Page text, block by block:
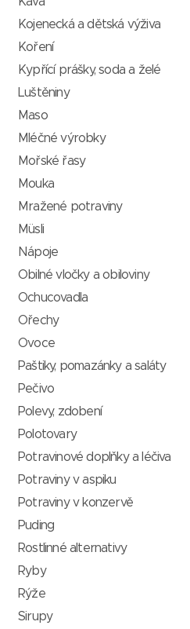
Kojenecká a dětská výživa
Koření
Kypřící prášky, soda a želé
Luštěniny
Maso
Mléčné výrobky
Mořské řasy
Mouka
Mražené potraviny
Müsli
Nápoje
Obilné vločky a obiloviny
Ochucovadla
Ořechy
Ovoce
Paštiky, pomazánky a saláty
Pečivo
Polevy, zdobení
Polotovary
Potravinové doplňky a léčiva
Potraviny v aspiku
Potraviny v konzervě
Puding
Rostlinné alternativy
Ryby
Rýže
Sirupy